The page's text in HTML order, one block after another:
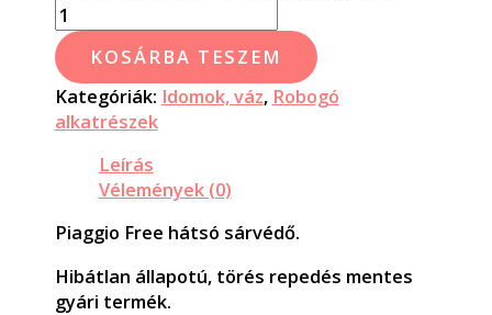
KOSÁRBA TESZEM
Kategóriák: Idomok, váz, Robogó
alkatrészek
Leírás
Vélemények (0)
Piaggio Free hátsó sárvédő.
Hibátlan állapotú, törés repedés mentes
gyári termék.